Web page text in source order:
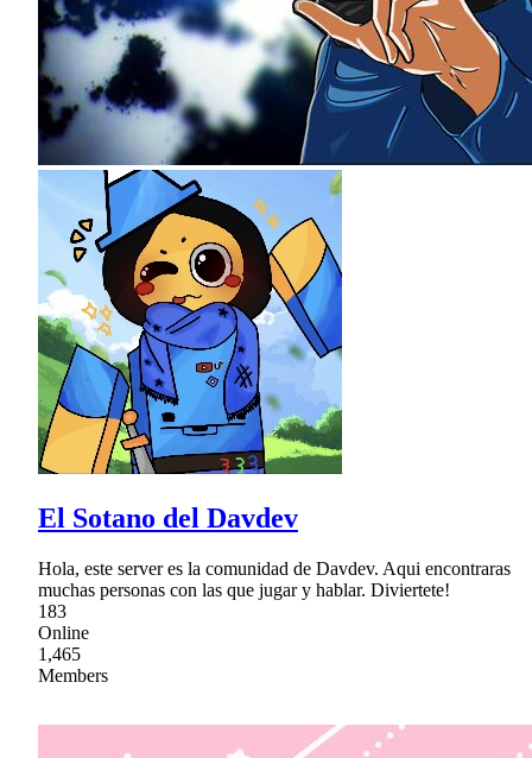
El Sotano del Davdev
Hola, este server es la comunidad de Davdev. Aqui encontraras
muchas personas con las que jugar y hablar. Diviertete!
183
Online
1,465
Members